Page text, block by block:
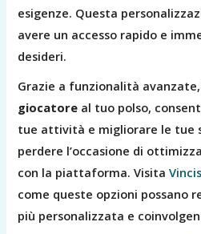
esigenze. Questa
avere un accesso rapido e
desideri.
Grazie a funzionalità
giocatore al tuo polso,
tue attività e migliorare le tue
perdere l’occasione di
con la piattaforma. Visita
come queste opzioni possano
più personalizzata e